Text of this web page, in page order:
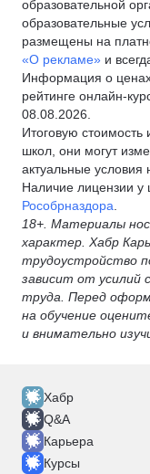
образовательной
образовательные
размещены на
«О рекламе» и
Информация о
рейтинге онлайн-
08.08.2026.
Итоговую стоимость
школ, они могут
актуальные условия
Наличие лицензии у
Рособрназдора
18+. Материалы
характер. Хабр
трудоустройство
зависит от усилий
труда. Перед
на обучение
и внимательно
Хабр
Q&A
Карьера
Курсы